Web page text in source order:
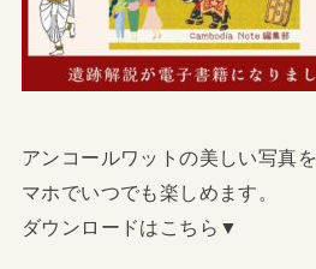
アンコールワットの美しい写真
マホでいつでも楽しめます。
ダウンロードはこちら▼